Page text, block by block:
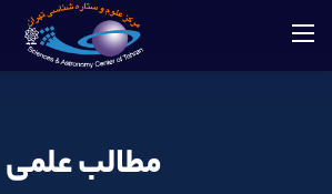
مطالب علمی